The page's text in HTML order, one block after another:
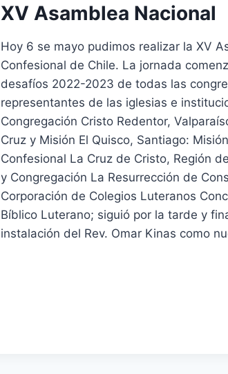
XV Asamblea Nacional
Hoy 6 se mayo pudimos realizar la XV
Confesional de Chile. La jornada
desafíos 2022-2023 de todas las
representantes de las iglesias e
Congregación Cristo Redentor,
Cruz y Misión El Quisco, Santiago:
Confesional La Cruz de Cristo, Región
y Congregación La Resurrección de
Corporación de Colegios Luteranos
Bíblico Luterano; siguió por la tarde y
instalación del Rev. Omar Kinas como